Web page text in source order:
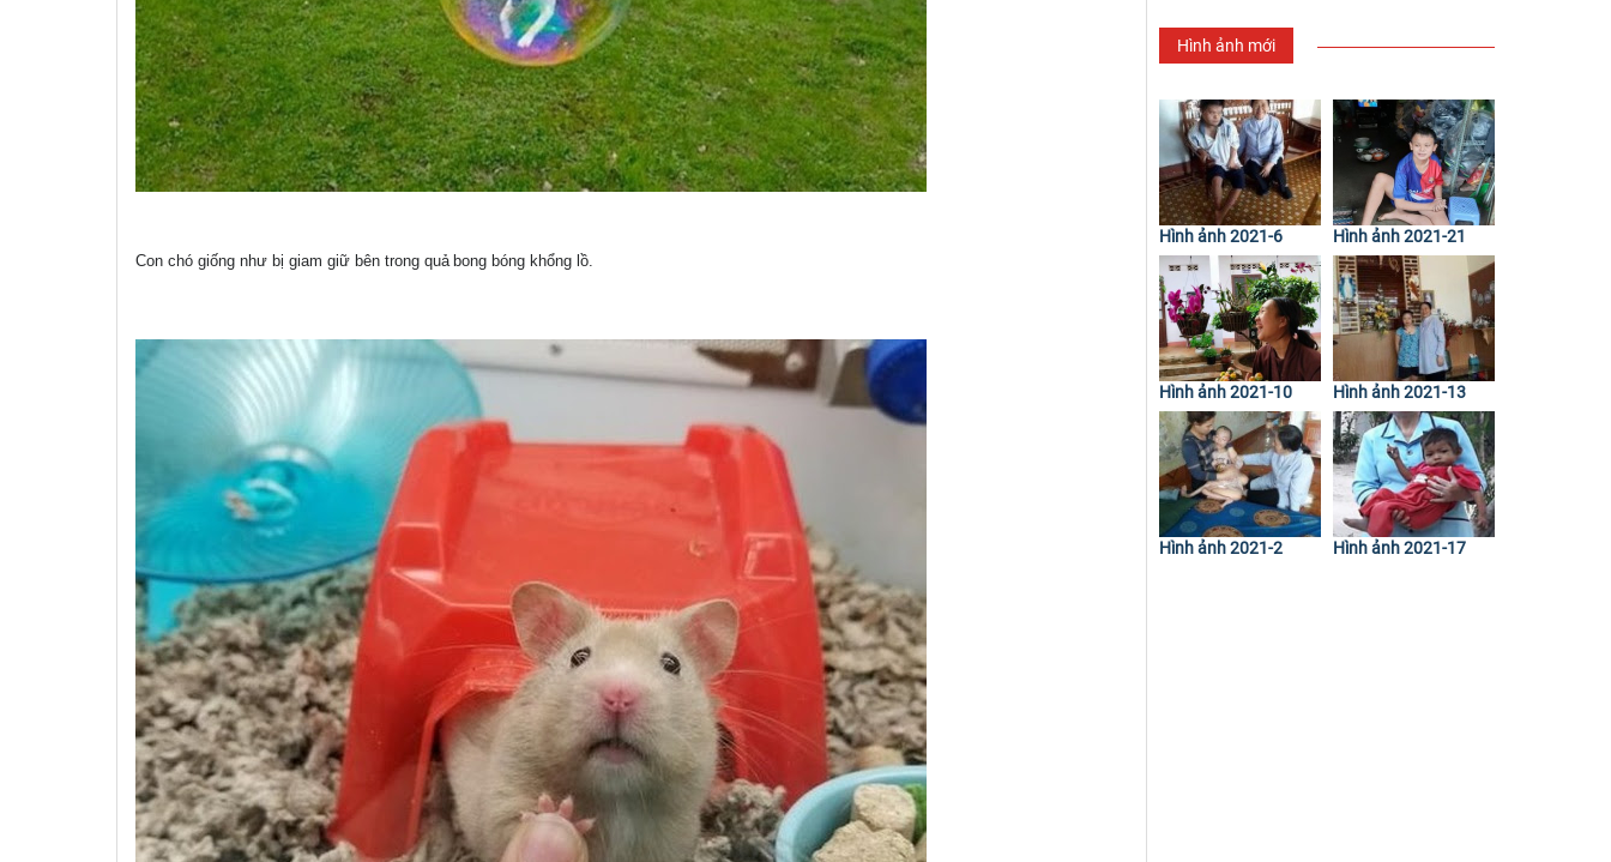
Con chó giống như bị giam giữ bên trong quả bong bóng khổng lồ.
Hình ảnh mới
Hình ảnh 2021-6 Hình ảnh 2021-21
Hình ảnh 2021-10 Hình ảnh 2021-13
Hình ảnh 2021-2 Hình ảnh 2021-17